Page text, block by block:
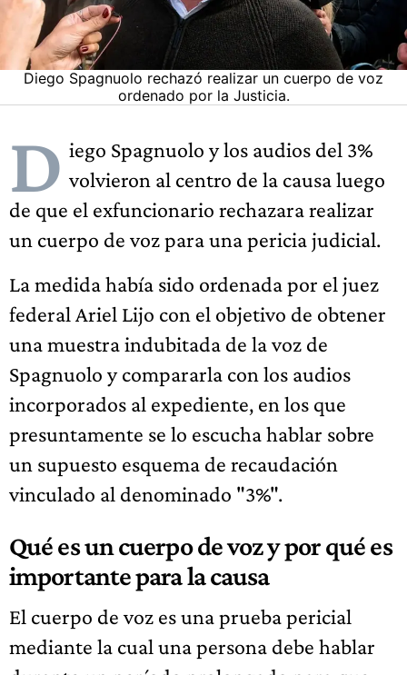
Diego Spagnuolo rechazó realizar un cuerpo de voz
ordenado por la Justicia.
D iego Spagnuolo y los audios del 3%
volvieron al centro de la causa luego
de que el exfuncionario rechazara realizar
un cuerpo de voz para una pericia judicial.
La medida había sido ordenada por el juez
federal Ariel Lijo con el objetivo de obtener
una muestra indubitada de la voz de
Spagnuolo y compararla con los audios
incorporados al expediente, en los que
presuntamente se lo escucha hablar sobre
un supuesto esquema de recaudación
vinculado al denominado "3%".
Qué es un cuerpo de voz y por qué es
importante para la causa
El cuerpo de voz es una prueba pericial
mediante la cual una persona debe hablar